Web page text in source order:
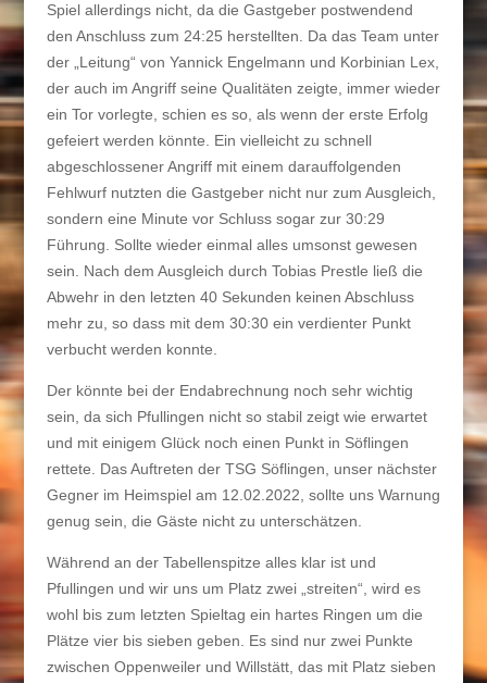
Spiel allerdings nicht, da die Gastgeber postwendend
den Anschluss zum 24:25 herstellten. Da das Team unter
der „Leitung“ von Yannick Engelmann und Korbinian Lex,
der auch im Angriff seine Qualitäten zeigte, immer wieder
ein Tor vorlegte, schien es so, als wenn der erste Erfolg
gefeiert werden könnte. Ein vielleicht zu schnell
abgeschlossener Angriff mit einem darauffolgenden
Fehlwurf nutzten die Gastgeber nicht nur zum Ausgleich,
sondern eine Minute vor Schluss sogar zur 30:29
Führung. Sollte wieder einmal alles umsonst gewesen
sein. Nach dem Ausgleich durch Tobias Prestle ließ die
Abwehr in den letzten 40 Sekunden keinen Abschluss
mehr zu, so dass mit dem 30:30 ein verdienter Punkt
verbucht werden konnte.
Der könnte bei der Endabrechnung noch sehr wichtig
sein, da sich Pfullingen nicht so stabil zeigt wie erwartet
und mit einigem Glück noch einen Punkt in Söflingen
rettete. Das Auftreten der TSG Söflingen, unser nächster
Gegner im Heimspiel am 12.02.2022, sollte uns Warnung
genug sein, die Gäste nicht zu unterschätzen.
Während an der Tabellenspitze alles klar ist und
Pfullingen und wir uns um Platz zwei „streiten“, wird es
wohl bis zum letzten Spieltag ein hartes Ringen um die
Plätze vier bis sieben geben. Es sind nur zwei Punkte
zwischen Oppenweiler und Willstätt, das mit Platz sieben